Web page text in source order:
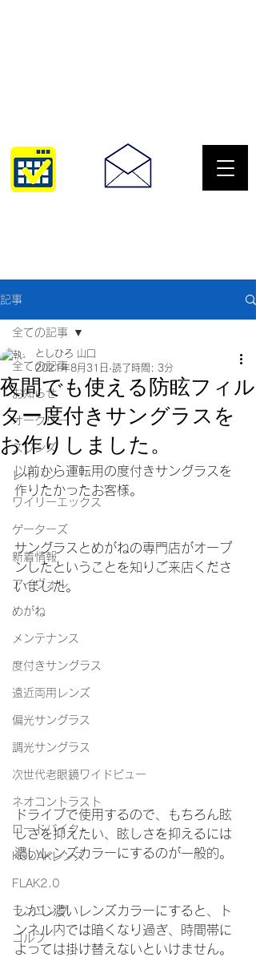
記事
全ての記事
お知らせ
オークリー
スワンズ
レイバン
ワイリーエックス
ゲーターズ
新着情報
アイヴォル
めがね
メンテナンス
度付きサングラス
遠近両用レンズ
偏光サングラス
調光サングラス
次世代老眼鏡ワイドビュー
ネオコントラスト
ロードバイク
KODAKレンズ
FLAK2.0
ランニング
ゴルフ
全ての記事
夜間でも使える防眩フィル
ター度付きサングラスを
お作りしました。
としひろ 山口
2021年8月31日 読了時間: 3分
以前から運転用の度付きサングラスを
作りたかったお客様。
サングラスとめがねの専門店がオープ
ンしたということを知りご来店くださ
いました。
ドライブで使用するので、もちろん眩
しさを抑えたい、眩しさを抑えるには
濃いレンズカラーにするのが一般的。
しかし濃いレンズカラーにすると、ト
ンネル内では暗くなり過ぎ、時間帯に
よっては掛け替えないといけません。